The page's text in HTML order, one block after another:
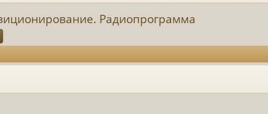
Радиопрограмма